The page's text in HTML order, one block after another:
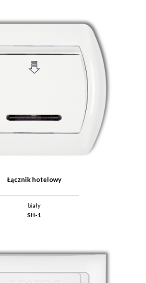
Łącznik hotelowy
biały
SH-1